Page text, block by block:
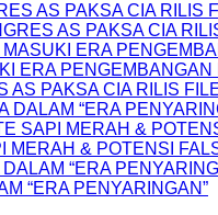
AS PAKSA CIA RILIS
AS PAKSA CIA
MASUKI ERA
ERA
AS PAKSA CIA RILIS
DALAM “ERA
SAPI MERAH &
MERAH & POTENSI
“ERA
“ERA PENYARINGAN”